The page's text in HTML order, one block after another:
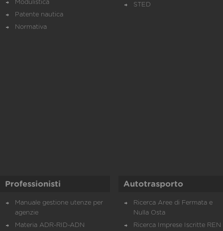
Modulistica
Patente nautica
Normativa
STED
Professionisti
Manuale gestione utenze per
agenzie
Materia ADR-RID-ADN
Autotrasporto
Ricerca Aree di Fermata e
Nulla Osta
Ricerca Imprese Iscritte REN